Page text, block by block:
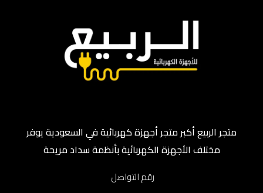
متجر الربيع أكبر متجر أجهزة كهربائية في السعودية يوفر
مختلف الأجهزة الكهربائية بأنظمة سداد مريحة
رقم التواصل